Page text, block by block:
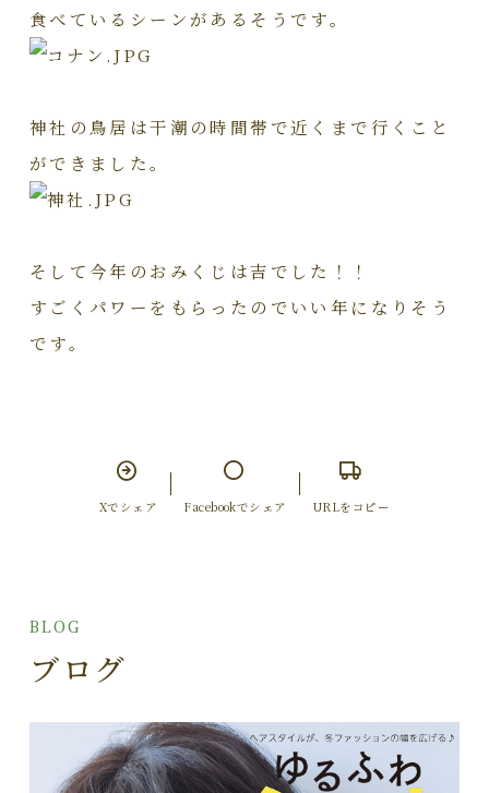
食べているシーンがあるそうです。
神社の鳥居は干潮の時間帯で近くまで行くこと
ができました。
そして今年のおみくじは吉でした！！
すごくパワーをもらったのでいい年になりそう
です。
Xでシェア Facebookでシェア URLをコピー
BLOG
ブログ